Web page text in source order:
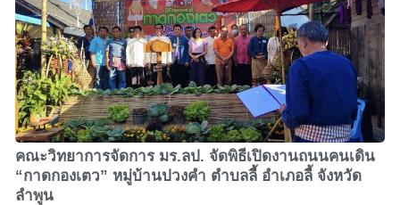
คณะวิทยาการจัดการ มร.ลป. จัดพิธีเปิดงานถนนคนเดิน
“กาดกองเตว” หมู่บ้านปวงคำ ตำบลลี้ อำเภอลี้ จังหวัด
ลำพูน